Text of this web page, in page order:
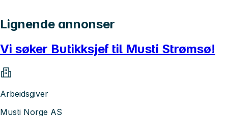
Lignende annonser
Vi søker Butikksjef til Musti Strømsø!
Arbeidsgiver
Musti Norge AS